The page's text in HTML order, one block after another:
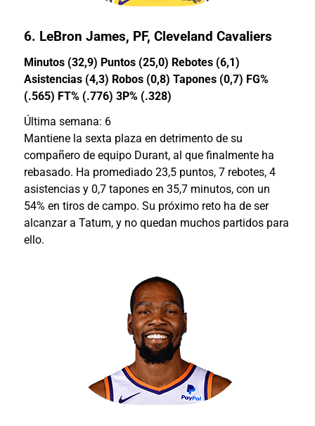
6. LeBron James, PF, Cleveland Cavaliers
Minutos (32,9) Puntos (25,0) Rebotes (6,1)
Asistencias (4,3) Robos (0,8) Tapones (0,7) FG%
(.565) FT% (.776) 3P% (.328)
Última semana: 6
Mantiene la sexta plaza en detrimento de su
compañero de equipo Durant, al que finalmente ha
rebasado. Ha promediado 23,5 puntos, 7 rebotes, 4
asistencias y 0,7 tapones en 35,7 minutos, con un
54% en tiros de campo. Su próximo reto ha de ser
alcanzar a Tatum, y no quedan muchos partidos para
ello.